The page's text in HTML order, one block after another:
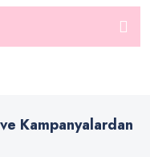
Kampanyalardan